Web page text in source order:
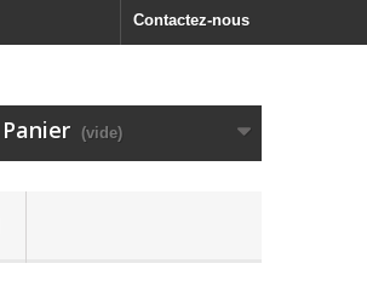
Contactez-nous
Panier (vide)